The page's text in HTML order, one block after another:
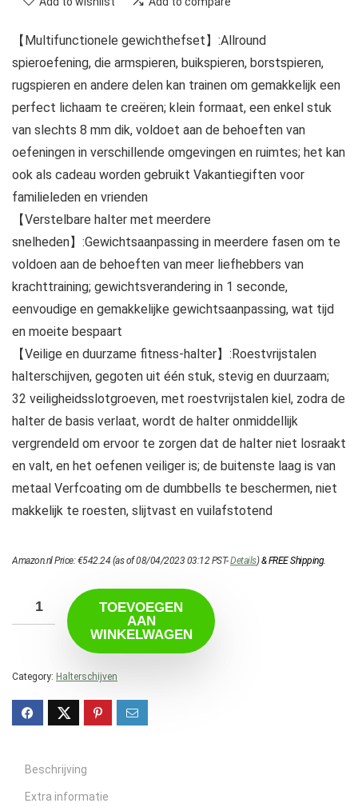
【Multifunctionele gewichthefset】:Allround
spieroefening, die armspieren, buikspieren, borstspieren,
rugspieren en andere delen kan trainen om gemakkelijk een
perfect lichaam te creëren; klein formaat, een enkel stuk
van slechts 8 mm dik, voldoet aan de behoeften van
oefeningen in verschillende omgevingen en ruimtes; het kan
ook als cadeau worden gebruikt Vakantiegiften voor
familieleden en vrienden
【Verstelbare halter met meerdere
snelheden】:Gewichtsaanpassing in meerdere fasen om te
voldoen aan de behoeften van meer liefhebbers van
krachttraining; gewichtsverandering in 1 seconde,
eenvoudige en gemakkelijke gewichtsaanpassing, wat tijd
en moeite bespaart
【Veilige en duurzame fitness-halter】:Roestvrijstalen
halterschijven, gegoten uit één stuk, stevig en duurzaam;
32 veiligheidsslotgroeven, met roestvrijstalen kiel, zodra de
halter de basis verlaat, wordt de halter onmiddellijk
vergrendeld om ervoor te zorgen dat de halter niet losraakt
en valt, en het oefenen veiliger is; de buitenste laag is van
metaal Verfcoating om de dumbbells te beschermen, niet
makkelijk te roesten, slijtvast en vuilafstotend
Amazon.nl Price:€542.24 (as of 08/04/2023 03:12 PST-Details)&FREE Shipping.
TOEVOEGEN
AAN
WINKELWAGEN
Category: Halterschijven
Beschrijving
Extra informatie